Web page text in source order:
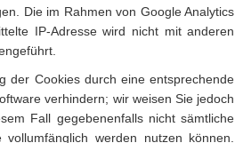
Die im Rahmen von Google Analytics
IP-Adresse wird nicht mit anderen
der Cookies durch eine entsprechende
verhindern; wir weisen Sie jedoch
Fall gegebenenfalls nicht sämtliche
werden nutzen können.